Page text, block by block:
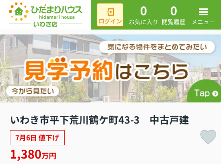
0
お気に入り
0
閲覧履歴 メニュー
いわき市平下荒川鶴ケ町43-3 中古戸建
7月6日 値下げ
1,380万円